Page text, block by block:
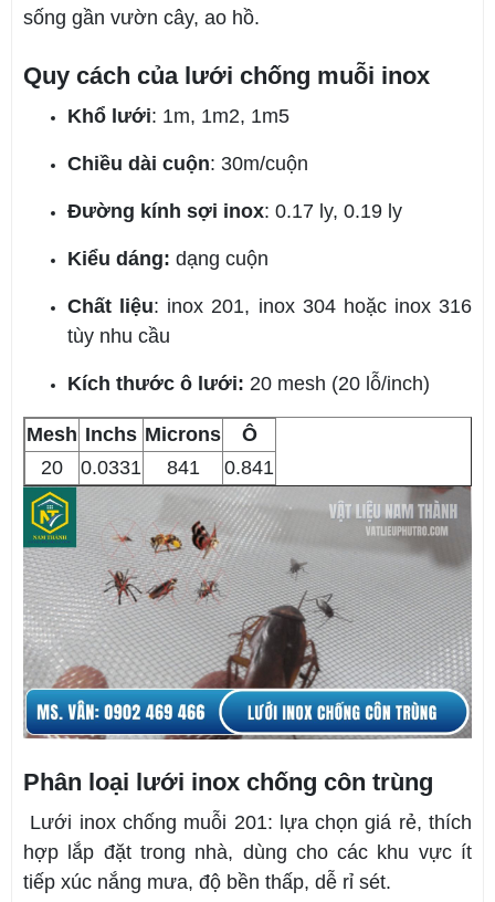
sống gần vườn cây, ao hồ.
Quy cách của lưới chống muỗi inox
Khổ lưới: 1m, 1m2, 1m5
Chiều dài cuộn: 30m/cuộn
Đường kính sợi inox: 0.17 ly, 0.19 ly
Kiểu dáng: dạng cuộn
Chất liệu: inox 201, inox 304 hoặc inox 316
tùy nhu cầu
Kích thước ô lưới: 20 mesh (20 lỗ/inch)
Mesh Inchs Microns
Ô
20
0.0331 841 0.841
Phân loại lưới inox chống côn trùng
Lưới inox chống muỗi 201: lựa chọn giá rẻ, thích
hợp lắp đặt trong nhà, dùng cho các khu vực ít
tiếp xúc nắng mưa, độ bền thấp, dễ rỉ sét.